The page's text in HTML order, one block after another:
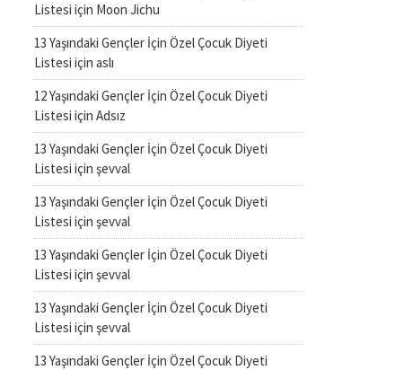
Listesi için Moon Jichu
13 Yaşındaki Gençler İçin Özel Çocuk Diyeti
Listesi için aslı
12 Yaşındaki Gençler İçin Özel Çocuk Diyeti
Listesi için Adsız
13 Yaşındaki Gençler İçin Özel Çocuk Diyeti
Listesi için şevval
13 Yaşındaki Gençler İçin Özel Çocuk Diyeti
Listesi için şevval
13 Yaşındaki Gençler İçin Özel Çocuk Diyeti
Listesi için şevval
13 Yaşındaki Gençler İçin Özel Çocuk Diyeti
Listesi için şevval
13 Yaşındaki Gençler İçin Özel Çocuk Diyeti